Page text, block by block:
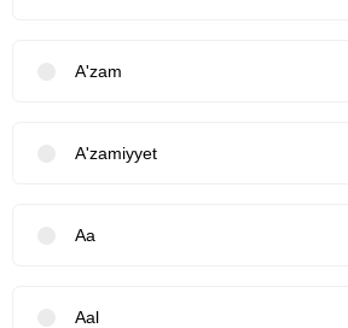
A'zam
A'zamiyyet
Aa
Aal